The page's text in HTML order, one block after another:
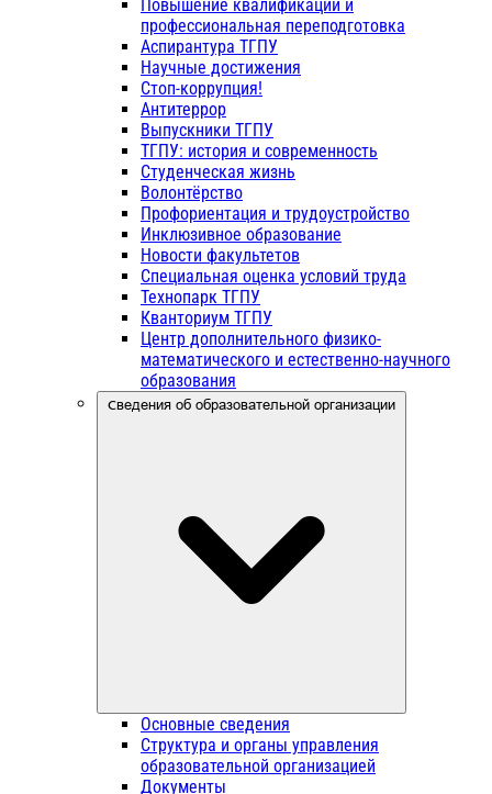
Повышение квалификации и
профессиональная переподготовка
Аспирантура ТГПУ
Научные достижения
Стоп-коррупция!
Антитеррор
Выпускники ТГПУ
ТГПУ: история и современность
Студенческая жизнь
Волонтёрство
Профориентация и трудоустройство
Инклюзивное образование
Новости факультетов
Специальная оценка условий труда
Технопарк ТГПУ
Кванториум ТГПУ
Центр дополнительного физико-
математического и естественно-научного
образования
Сведения об образовательной организации
Основные сведения
Структура и органы управления
образовательной организацией
Документы